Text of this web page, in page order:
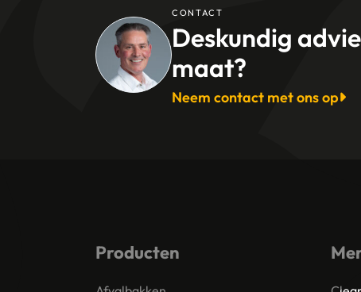
CONTACT
Deskundig
maat?
Neem contact met ons op
Producten